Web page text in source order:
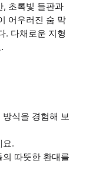
, 초록빛 들판과
어우러진 숨 막
. 다채로운 지형
식을 경험해 보
요.
따뜻한 환대를